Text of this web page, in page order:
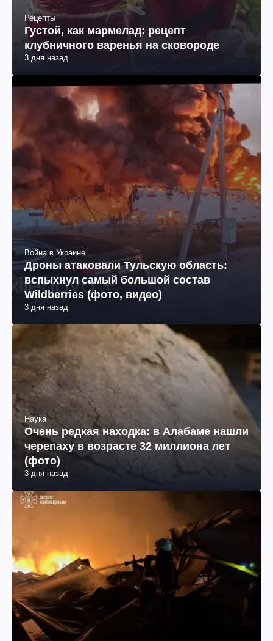
Рецепты
Густой, как мармелад: рецепт
клубничного варенья на сковороде
3 дня назад
Война в Украине
Дроны атаковали Тульскую область:
вспыхнул самый большой состав
Wildberries (фото, видео)
3 дня назад
Наука
Очень редкая находка: в Алабаме нашли
черепаху в возрасте 32 миллиона лет
(фото)
3 дня назад